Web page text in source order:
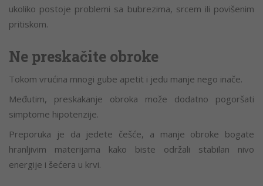
ukoliko postoje problemi sa bubrezima, srcem ili povišenim
pritiskom.
Ne preskačite obroke
Tokom vrućina mnogi gube apetit i jedu manje nego inače.
Međutim, preskakanje obroka može dodatno pogoršati
simptome hipotenzije.
Preporuka je da jedete češće, a manje obroke bogate
hranljivim materijama kako biste održali stabilan nivo
energije i šećera u krvi.